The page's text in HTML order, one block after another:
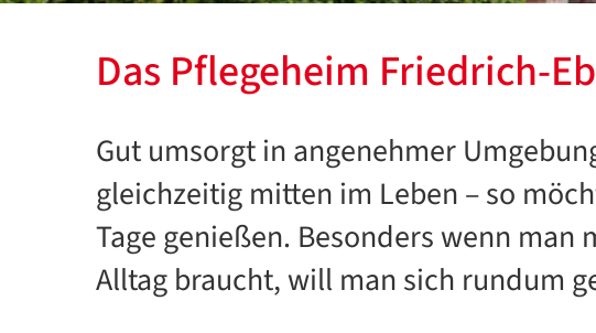
Das Pflegeheim Friedrich-
Gut umsorgt in angenehmer
gleichzeitig mitten im Leben – so
Tage genießen. Besonders wenn man
Alltag braucht, will man sich rundum